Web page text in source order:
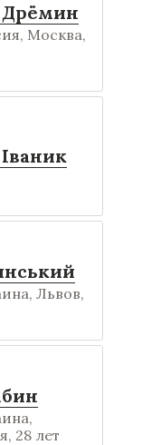
Дрёмин
Москва,
Львов,
28 лет